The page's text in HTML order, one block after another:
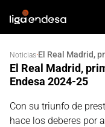
Noticias·
El Real Madrid,
Endesa 2024-25
Con su triunfo de
hace los deberes por